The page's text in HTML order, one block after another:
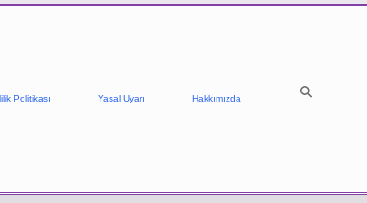
Politikası Yasal Uyarı Hakkımızda